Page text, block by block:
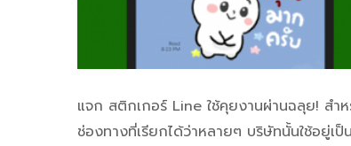
แจก สติกเกอร์ Line ใช้คุยงานผ่านฉลุย! สำ
ช่องทางที่เรียกได้ว่าหลายๆ บริษัทนั้นใช้อยู่เ